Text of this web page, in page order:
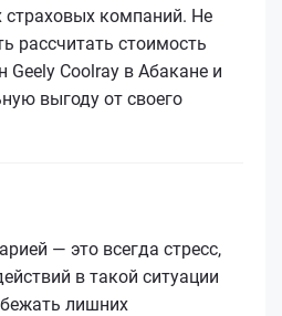
компаний. Не
рассчитать стоимость
Coolray в Абакане и
выгоду от своего
— это всегда стресс,
в такой ситуации
лишних